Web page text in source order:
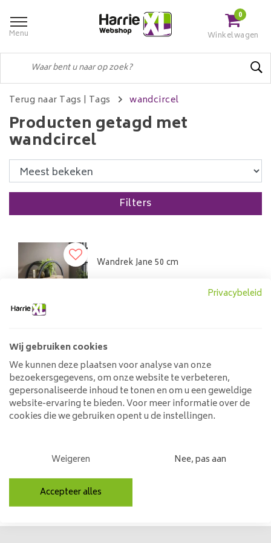
Menu
0
Winkelwagen
Terug naar Tags | Tags wandcircel
Producten getagd met
wandcircel
Filters
Wandrek Jane 50 cm
Wandrek Jane 40 cm
59,95
Wandrek Jane 30 cm
39,95
Privacybeleid
Wij gebruiken cookies
We kunnen deze plaatsen voor analyse van onze
bezoekersgegevens, om onze website te verbeteren,
gepersonaliseerde inhoud te tonen en om u een geweldige
website-ervaring te bieden. Voor meer informatie over de
cookies die we gebruiken opent u de instellingen.
Weigeren Nee, pas aan
Accepteer alles